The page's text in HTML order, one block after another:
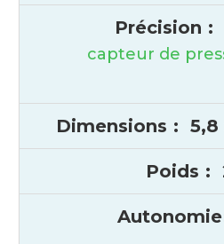
Précision :
capteur de
Dimensions : 5,8
Poids :
Autonomie